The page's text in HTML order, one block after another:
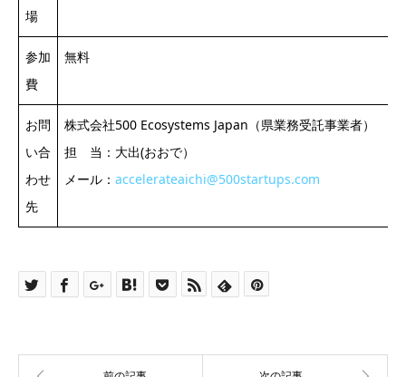
場
参加
費
無料
お問
い合
わせ
先
株式会社500 Ecosystems Japan（県業務受託事業者）
担 当：大出(おおで）
メール： accelerateaichi@500startups.com